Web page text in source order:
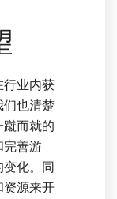
行业内获
们也清楚
而就的
完善游
化。同
资源来开